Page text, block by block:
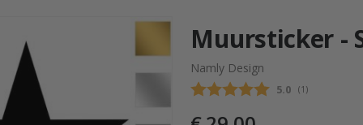
✔ Muursticker -
Namly Design
Gemiddelde
5.0 (aantal
1 )